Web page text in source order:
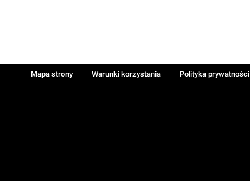
Mapa strony Warunki korzystania Polityka prywatności